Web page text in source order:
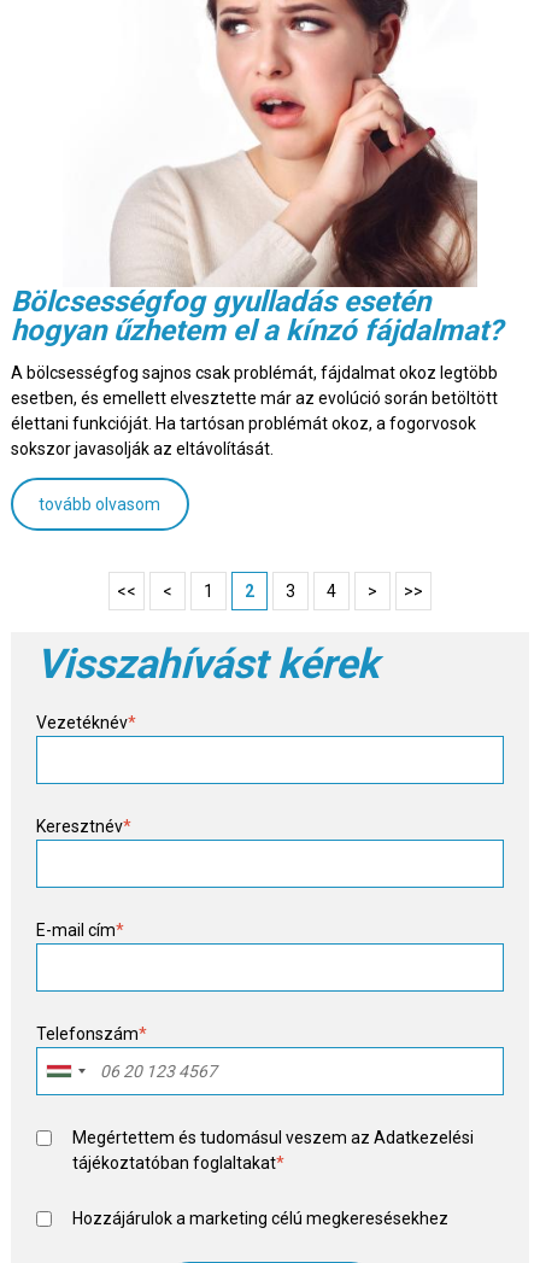
Bölcsességfog gyulladás esetén
hogyan űzhetem el a kínzó fájdalmat?
A bölcsességfog sajnos csak problémát, fájdalmat okoz legtöbb
esetben, és emellett elvesztette már az evolúció során betöltött
élettani funkcióját. Ha tartósan problémát okoz, a fogorvosok
sokszor javasolják az eltávolítását.
tovább olvasom
<< < 1 2 3 4 > >>
Visszahívást kérek
Vezetéknév*
Keresztnév*
E-mail cím*
Telefonszám*
Megértettem és tudomásul veszem azAdatkezelési
tájékoztatóban foglaltakat*
Hozzájárulok a marketing célú megkeresésekhez